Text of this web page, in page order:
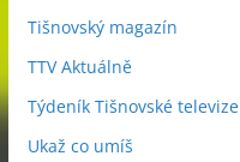
Tišnovský magazín
TTV Aktuálně
Týdeník Tišnovské televize
Ukaž co umíš